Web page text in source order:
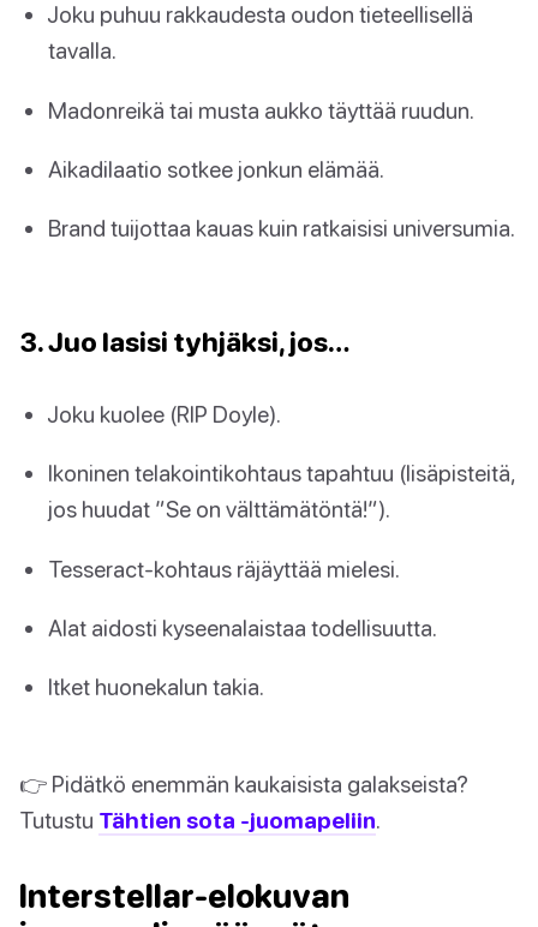
Joku puhuu rakkaudesta oudon tieteellisellä
tavalla.
Madonreikä tai musta aukko täyttää ruudun.
Aikadilaatio sotkee jonkun elämää.
Brand tuijottaa kauas kuin ratkaisisi universumia.
3. Juo lasisi tyhjäksi, jos…
Joku kuolee (RIP Doyle).
Ikoninen telakointikohtaus tapahtuu (lisäpisteitä,
jos huudat ”Se on välttämätöntä!”).
Tesseract-kohtaus räjäyttää mielesi.
Alat aidosti kyseenalaistaa todellisuutta.
Itket huonekalun takia.
👉 Pidätkö enemmän kaukaisista galakseista?
Tutustu Tähtien sota -juomapeliin.
Interstellar-elokuvan